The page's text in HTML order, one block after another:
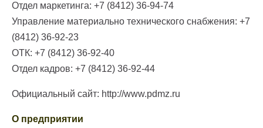
Отдел маркетинга: +7 (8412) 36-94-74
Управление материально технического снабжения: +7
(8412) 36-92-23
ОТК: +7 (8412) 36-92-40
Отдел кадров: +7 (8412) 36-92-44
Официальный сайт: http://www.pdmz.ru
О предприятии